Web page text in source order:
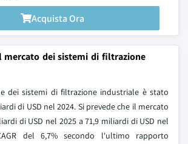
Acquista Ora
mercato dei sistemi di filtrazione
dei sistemi di filtrazione industriale è stato
di USD nel 2024. Si prevede che il mercato
di USD nel 2025 a 71,9 miliardi di USD nel
del 6,7% secondo l'ultimo rapporto